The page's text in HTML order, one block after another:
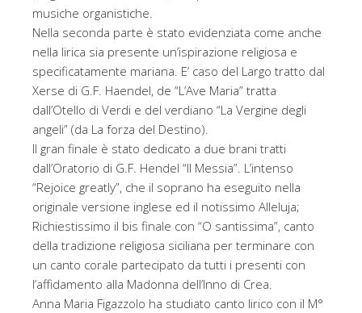
musiche organistiche.
Nella seconda parte è stato evidenziata come anche
nella lirica sia presente un’ispirazione religiosa e
specificatamente mariana. E’ caso del Largo tratto dal
Xerse di G.F. Haendel, de “L’Ave Maria” tratta
dall’Otello di Verdi e del verdiano “La Vergine degli
angeli” (da La forza del Destino).
Il gran finale è stato dedicato a due brani tratti
dall’Oratorio di G.F. Hendel “Il Messia”. L’intenso
“Rejoice greatly”, che il soprano ha eseguito nella
originale versione inglese ed il notissimo Alleluja;
Richiestissimo il bis finale con “O santissima”, canto
della tradizione religiosa siciliana per terminare con
un canto corale partecipato da tutti i presenti con
l’affidamento alla Madonna dell’Inno di Crea.
Anna Maria Figazzolo ha studiato canto lirico con il M°